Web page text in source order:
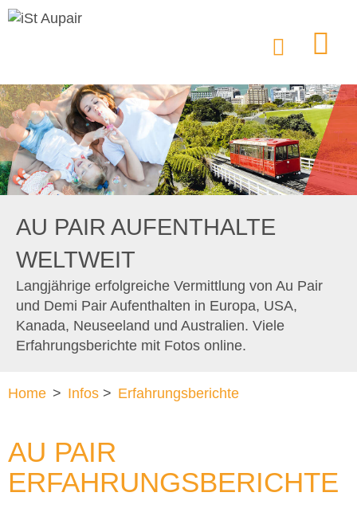
AU PAIR AUFENTHALTE
WELTWEIT
Langjährige erfolgreiche Vermittlung von Au Pair
und Demi Pair Aufenthalten in Europa, USA,
Kanada, Neuseeland und Australien. Viele
Erfahrungsberichte mit Fotos online.
Home > Infos > Erfahrungsberichte
AU PAIR
ERFAHRUNGSBERICHTE